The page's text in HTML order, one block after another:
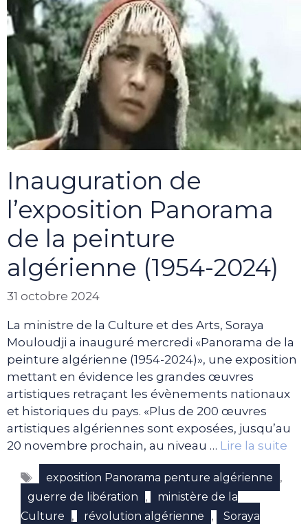
Inauguration de
l’exposition Panorama
de la peinture
algérienne (1954-2024)
31 octobre 2024
La ministre de la Culture et des Arts, Soraya
Mouloudji a inauguré mercredi «Panorama de la
peinture algérienne (1954-2024)», une exposition
mettant en évidence les grandes œuvres
artistiques retraçant les évènements nationaux
et historiques du pays. «Plus de 200 œuvres
artistiques algériennes sont exposées, jusqu’au
20 novembre prochain, au niveau … Lire la suite
Étiquettes
exposition Panorama penture algérienne ,
guerre de libération ,
ministère de la
Culture
, révolution algérienne ,
Soraya